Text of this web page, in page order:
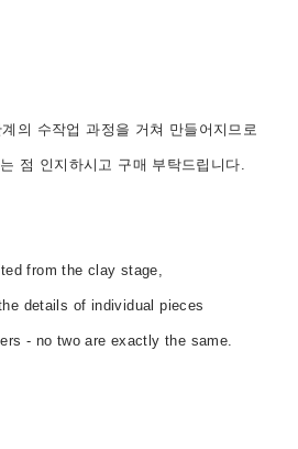
의 수작업 과정을 거쳐 만들어지므로
점 인지하시고 구매 부탁드립니다.
from the clay stage,
details of individual pieces
- no two are exactly the same.